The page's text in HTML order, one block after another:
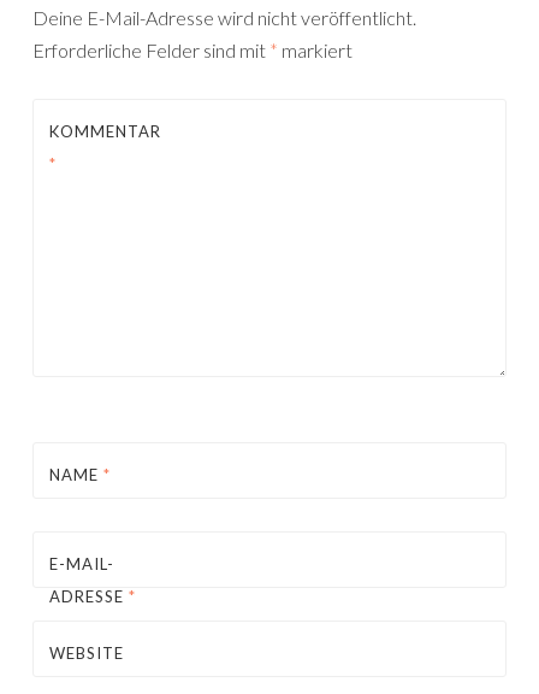
Deine E-Mail-Adresse wird nicht veröffentlicht.
Erforderliche Felder sind mit * markiert
KOMMENTAR
*
NAME *
E-MAIL-
ADRESSE *
WEBSITE